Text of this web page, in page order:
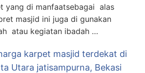
yang di manfaatsebagai alas
masjid ini juga di gunakan
atau kegiatan ibadah …
karpet masjid terdekat di
Utara jatisampurna, Bekasi